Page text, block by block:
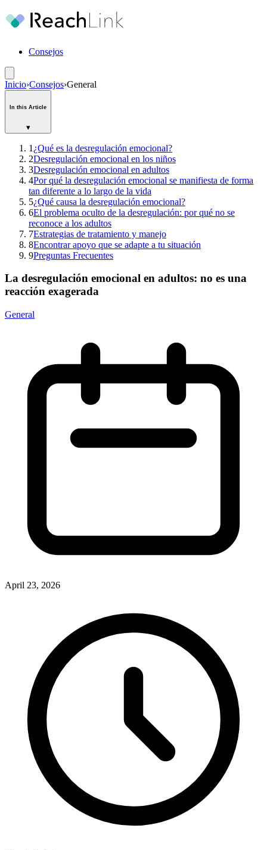
Consejos
Inicio›Consejos›General
In this Article
▾
1 ¿Qué es la desregulación emocional?
2Desregulación emocional en los niños
3Desregulación emocional en adultos
4Por qué la desregulación emocional se manifiesta de forma
tan diferente a lo largo de la vida
5¿Qué causa la desregulación emocional?
6El problema oculto de la desregulación: por qué no se
reconoce a los adultos
7Estrategias de tratamiento y manejo
8Encontrar apoyo que se adapte a tu situación
9Preguntas Frecuentes
La desregulación emocional en adultos: no es una
reacción exagerada
General
April 23, 2026